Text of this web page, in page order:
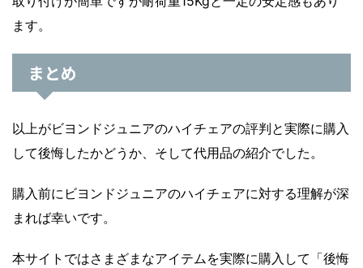
ます。
まとめ
以上がビヨンドジュニアのハイチェアの評判と実際に購入
して後悔したかどうか、そして代用品の紹介でした。
購入前にビヨンドジュニアのハイチェアに対する理解が深
まれば幸いです。
本サイトではさまざまなアイテムを実際に購入して「後悔